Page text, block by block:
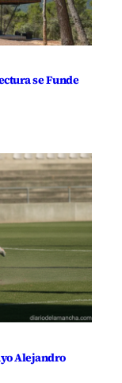
se Funde
Alejandro